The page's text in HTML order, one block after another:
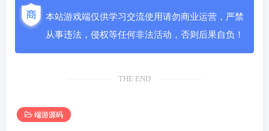
本站游戏端仅供学习交流使用请勿商业运营，严禁
从事违法，侵权等任何非法活动，否则后果自负！
THE END
端游源码